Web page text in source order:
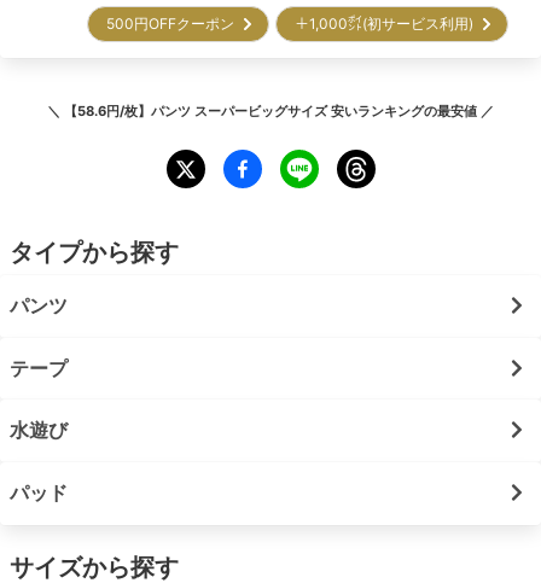
500円OFFクーポン ＋1,000㌽(初サービス利用)
＼ 【58.6円/枚】パンツ スーパービッグサイズ 安いランキングの最安値 ／
タイプから探す
パンツ
テープ
水遊び
パッド
サイズから探す